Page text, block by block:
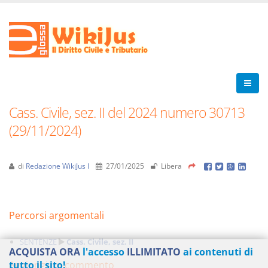
Cass. Civile, sez. II del 2024 numero 30713
(29/11/2024)
di Redazione WikiJus I 27/01/2025 Libera
Percorsi argomentali
SENTENZE Cass. Civile, sez. II
Aggiungi un commento
ACQUISTA ORA l'accesso ILLIMITATO ai contenuti di
tutto il sito!